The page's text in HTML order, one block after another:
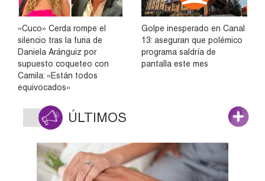
«Cuco» Cerda rompe el
silencio tras la furia de
Daniela Aránguiz por
supuesto coqueteo con
Camila: «Están todos
equivocados»
Golpe inesperado en Canal
13: aseguran que polémico
programa saldría de
pantalla este mes
ÚLTIMOS